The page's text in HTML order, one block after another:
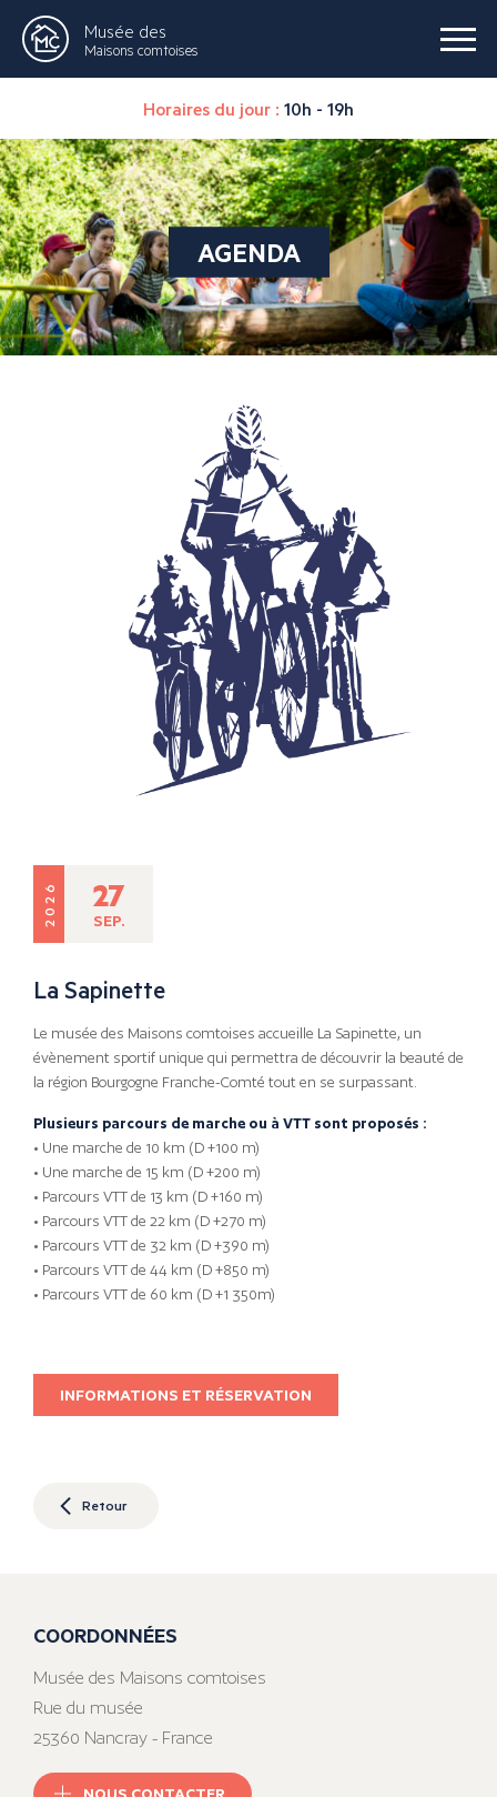
Musée des
Maisons comtoises
Horaires du jour : 10h - 19h
AGENDA
2026 27
SEP.
La Sapinette
Le musée des Maisons comtoises accueille La Sapinette, un
évènement sportif unique qui permettra de découvrir la beauté de
la région Bourgogne Franche-Comté tout en se surpassant.
Plusieurs parcours de marche ou à VTT sont proposés :
• Une marche de 10 km (D +100 m)
• Une marche de 15 km (D +200 m)
• Parcours VTT de 13 km (D +160 m)
• Parcours VTT de 22 km (D +270 m)
• Parcours VTT de 32 km (D +390 m)
• Parcours VTT de 44 km (D +850 m)
• Parcours VTT de 60 km (D +1 350m)
INFORMATIONS ET RÉSERVATION
Retour
COORDONNÉES
Musée des Maisons comtoises
Rue du musée
25360 Nancray - France
NOUS CONTACTER